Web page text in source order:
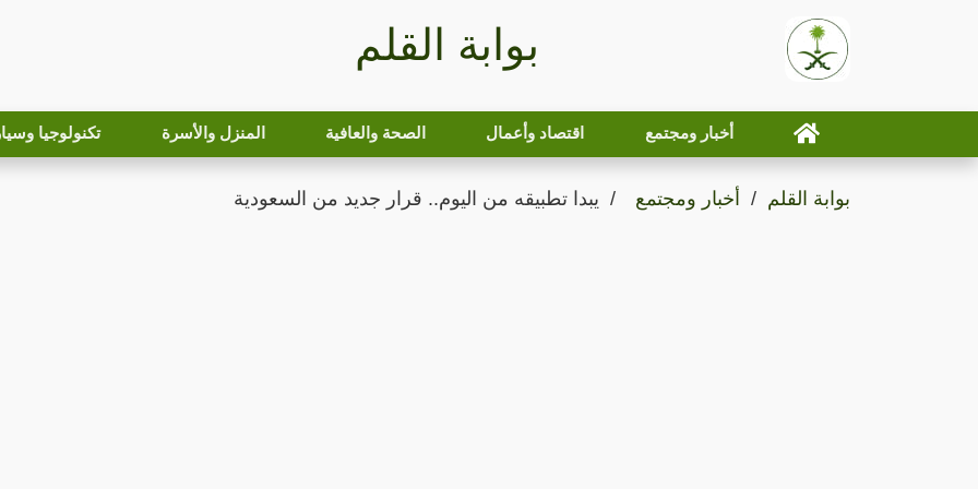
بوابة القلم
أخبار ومجتمع اقتصاد وأعمال الصحة والعافية المنزل والأسرة تكنولوجيا
بوابة القلم أخبار ومجتمع يبدا تطبيقه من اليوم.. قرار جديد من السعودية